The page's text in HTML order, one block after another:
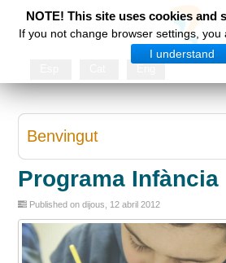
NOTE! This site uses cookies and
If you not change browser settings, you
I understand
Benvingut
Programa Infància
Published on dijous, 12 abril 2012